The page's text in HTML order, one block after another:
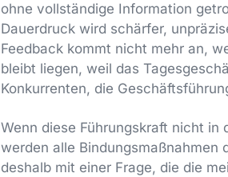
ohne vollständige Information
Dauerdruck wird schärfer,
Feedback kommt nicht mehr an,
bleibt liegen, weil das
Konkurrenten, die
Wenn diese Führungskraft nicht
werden alle Bindungsmaßnahmen
deshalb mit einer Frage, die die